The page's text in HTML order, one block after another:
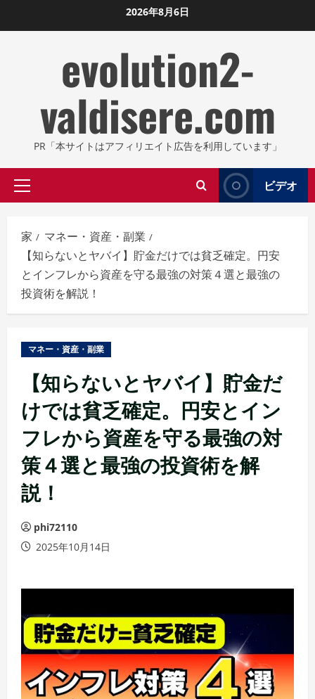
ン
2026年8月6日
evolution2-
valdisere.com
PR「本サイトはアフィリエイト広告を利用しています」
プ
イ
マ
リ
メ
ニ
ュ
ビデオ
家
マネー・資産・副業
【知らないとヤバイ】貯金だけでは貧乏確定。円安
とインフレから資産を守る最強の対策４選と最強の
投資術を解説！
マネー・資産・副業
【知らないとヤバイ】貯金だ
けでは貧乏確定。円安とイン
フレから資産を守る最強の対
策４選と最強の投資術を解
説！
phi72110
2025年10月14日